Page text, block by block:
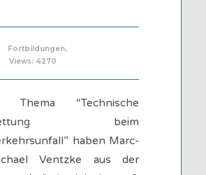
Fortbildungen,
Views: 4270
Thema “Technische
beim
haben Marc-
Ventzke aus der